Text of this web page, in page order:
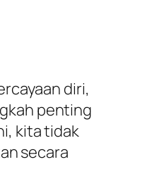
diri,
penting
kita tidak
secara